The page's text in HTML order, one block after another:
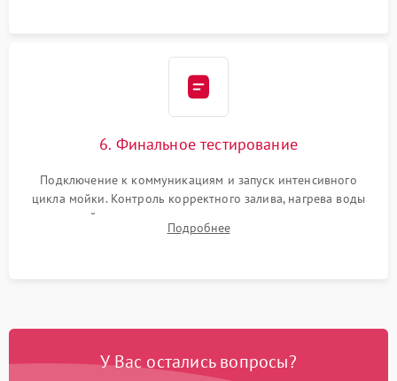
6. Финальное тестирование
Подключение к коммуникациям и запуск интенсивного
цикла мойки. Контроль корректного залива, нагрева воды
до нужной температуры, отсутствия посторонних шумов,
штатного слива и абсолютной сухости в поддоне.
Подробнее
У Вас остались вопросы?